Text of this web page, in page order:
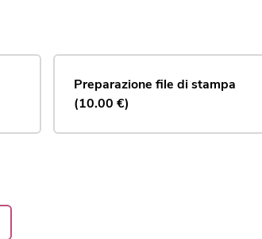
Preparazione file di stampa
(10.00 €)